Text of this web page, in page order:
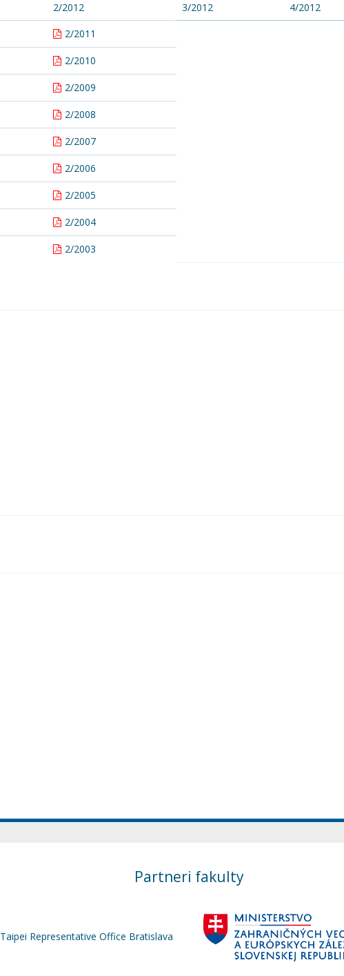
2/2012 3/2012
4/2012
2/2011
2/2010
2/2009
2/2008
2/2007
2/2006
2/2005
2/2004
2/2003
Partneri fakulty
Taipei Representative Office Bratislava